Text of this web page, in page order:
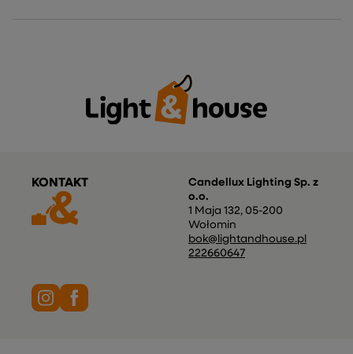
KONTAKT
Candellux Lighting Sp. z
o.o.
1 Maja 132, 05-200
Wołomin
bok@lightandhouse.pl
222660647